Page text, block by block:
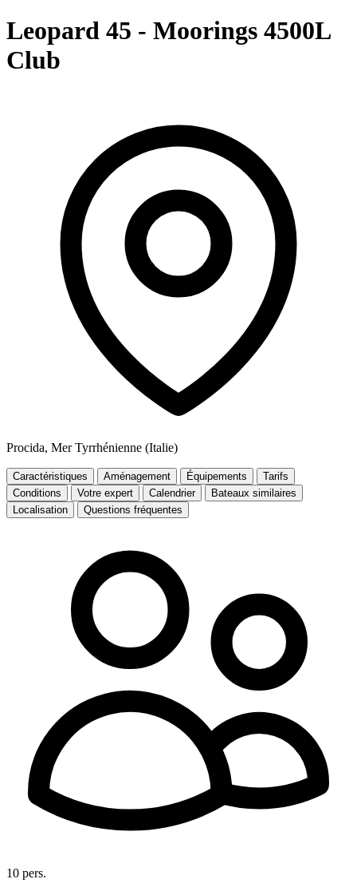
Leopard 45 - Moorings 4500L
Club
Procida, Mer Tyrrhénienne (Italie)
Caractéristiques Aménagement Équipements
Tarifs
Conditions
Votre expert Calendrier
Bateaux similaires
Localisation
Questions fréquentes
10 pers.